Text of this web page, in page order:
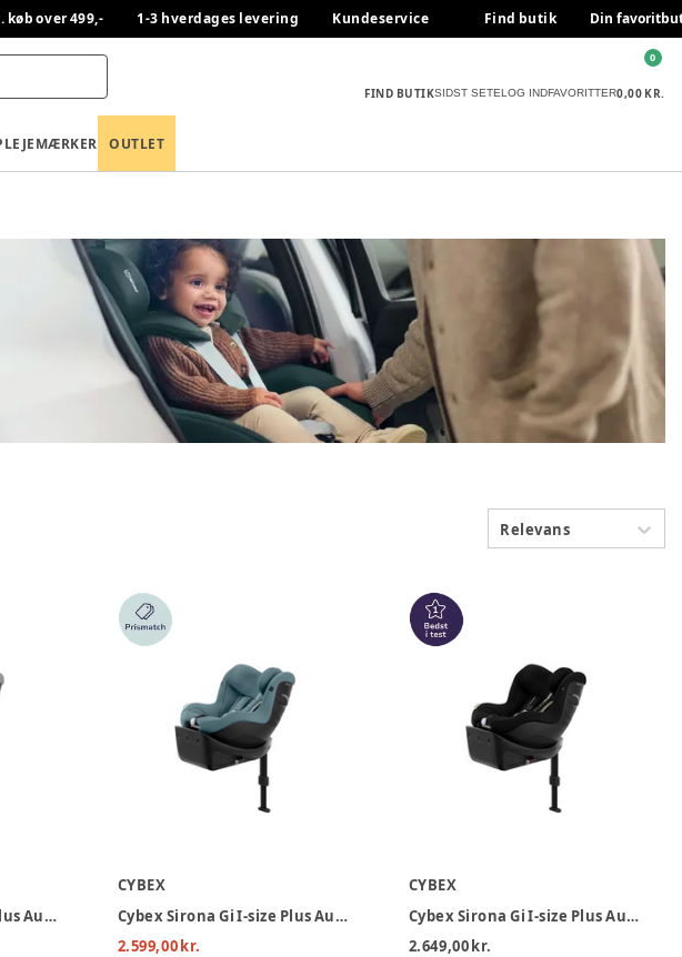
over 499,- 1-3 hverdages levering Kundeservice Find butik Din
FIND BUTIKSIDST SETELOG INDFAVORITTER0,00 KR.
0
MÆRKER OUTLET
Relevans
Cybex Sirona Gi I-size Plus Autostol - Stone Grey
CYBEX
Cybex Sirona Gi I-size Plus Autostol - Stormy Blue
2.599,00 kr.
CYBEX
Cybex Sirona Gi I-size Plus Autostol - Moon Black
2.649,00 kr.